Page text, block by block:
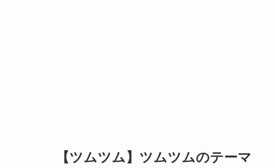
【ツムツム】ツムツムのテーマ